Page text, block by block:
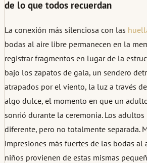
de lo que todos recuerdan
La conexión más silenciosa con las
bodas al aire libre permanecen en la
registrar fragmentos en lugar de la
bajo los zapatos de gala, un sendero
atrapados por el viento, la luz a través
algo dulce, el momento en que un
sonrió durante la ceremonia. Los
diferente, pero no totalmente separada.
impresiones más fuertes de las bodas al
niños provienen de estas mismas